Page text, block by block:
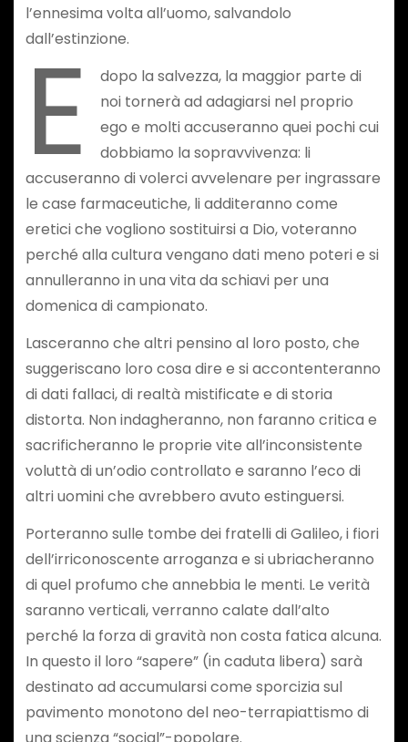
l’ennesima volta all’uomo, salvandolo
dall’estinzione.
E
dopo la salvezza, la maggior parte di
noi tornerà ad adagiarsi nel proprio
ego e molti accuseranno quei pochi cui
dobbiamo la sopravvivenza: li
accuseranno di volerci avvelenare per ingrassare
le case farmaceutiche, li additeranno come
eretici che vogliono sostituirsi a Dio, voteranno
perché alla cultura vengano dati meno poteri e si
annulleranno in una vita da schiavi per una
domenica di campionato.
Lasceranno che altri pensino al loro posto, che
suggeriscano loro cosa dire e si accontenteranno
di dati fallaci, di realtà mistificate e di storia
distorta. Non indagheranno, non faranno critica e
sacrificheranno le proprie vite all’inconsistente
voluttà di un’odio controllato e saranno l’eco di
altri uomini che avrebbero avuto estinguersi.
Porteranno sulle tombe dei fratelli di Galileo, i fiori
dell’irriconoscente arroganza e si ubriacheranno
di quel profumo che annebbia le menti. Le verità
saranno verticali, verranno calate dall’alto
perché la forza di gravità non costa fatica alcuna.
In questo il loro “sapere” (in caduta libera) sarà
destinato ad accumularsi come sporcizia sul
pavimento monotono del neo-terrapiattismo di
una scienza “social”-popolare.